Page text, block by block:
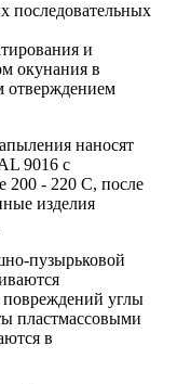
последовательных
и
окунания в
отверждением
наносят
9016 с
200 - 220 С, после
изделия
пузырьковой
углы
пластмассовыми
в